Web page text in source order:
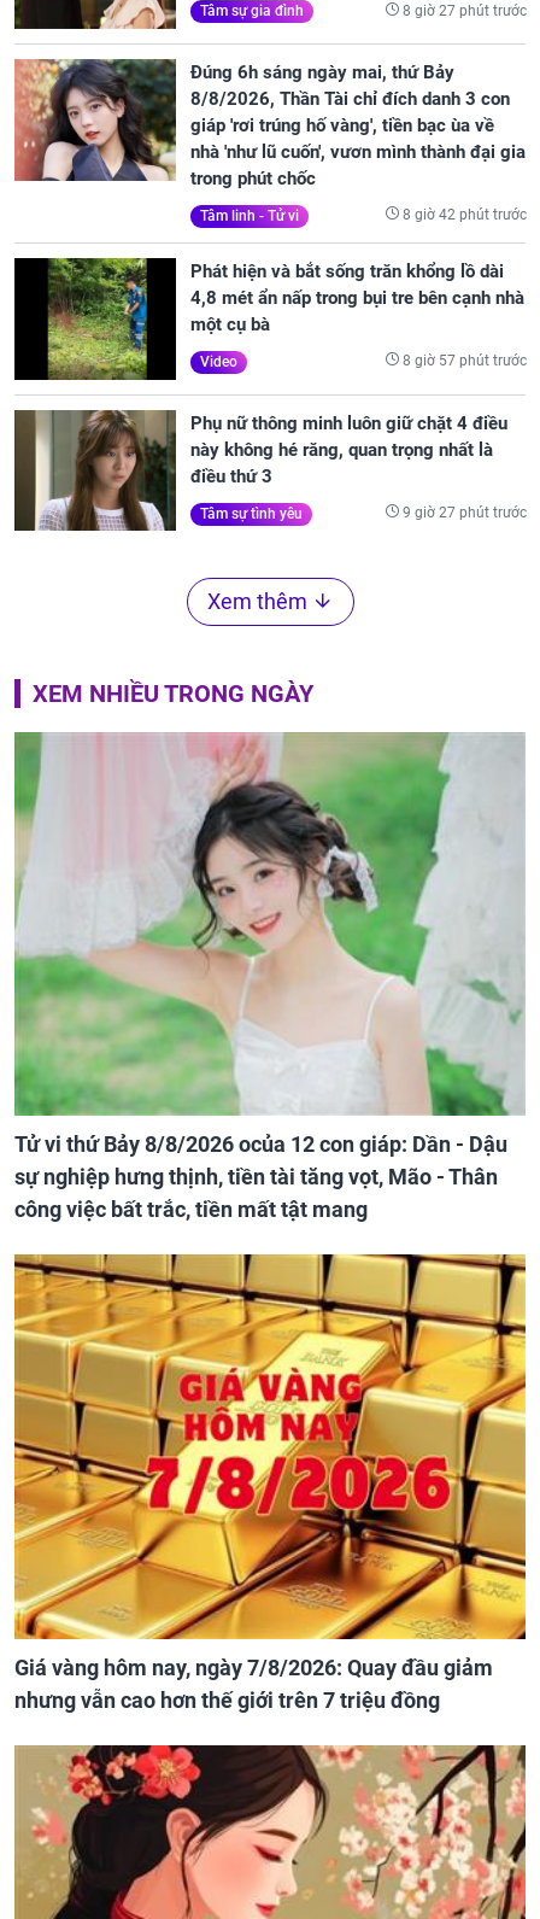
Tâm sự gia đình 8 giờ 27 phút trước
Đúng 6h sáng ngày mai, thứ Bảy
8/8/2026, Thần Tài chỉ đích danh 3 con
giáp 'rơi trúng hố vàng', tiền bạc ùa về
nhà 'như lũ cuốn', vươn mình thành đại gia
trong phút chốc
Tâm linh - Tử vi 8 giờ 42 phút trước
Phát hiện và bắt sống trăn khổng lồ dài
4,8 mét ẩn nấp trong bụi tre bên cạnh nhà
một cụ bà
Video 8 giờ 57 phút trước
Phụ nữ thông minh luôn giữ chặt 4 điều
này không hé răng, quan trọng nhất là
điều thứ 3
Tâm sự tình yêu 9 giờ 27 phút trước
Xem thêm
XEM NHIỀU TRONG NGÀY
Tử vi thứ Bảy 8/8/2026 ocủa 12 con giáp: Dần - Dậu
sự nghiệp hưng thịnh, tiền tài tăng vọt, Mão - Thân
công việc bất trắc, tiền mất tật mang
Giá vàng hôm nay, ngày 7/8/2026: Quay đầu giảm
nhưng vẫn cao hơn thế giới trên 7 triệu đồng